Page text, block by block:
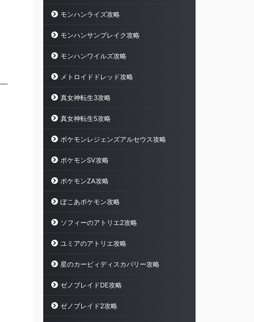
モンハンライズ攻略
モンハンサンブレイク攻略
モンハンワイルズ攻略
メトロイドドレッド攻略
真女神転生3攻略
真女神転生5攻略
ポケモンレジェンズアルセウス攻略
ポケモンSV攻略
ポケモンZA攻略
ぽこあポケモン攻略
ソフィーのアトリエ2攻略
ユミアのアトリエ攻略
星のカービィディスカバリー攻略
ゼノブレイドDE攻略
ゼノブレイド2攻略